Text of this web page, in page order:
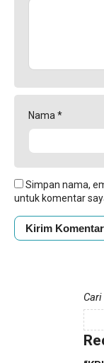
Nama *
Simpan nama,
untuk komentar
Cari